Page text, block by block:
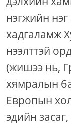
нэгжийн
хадгаламж
нээлттэй
(жишээ нь,
хямралын
Европын
эдийн